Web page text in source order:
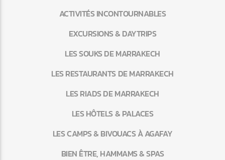
ACTIVITÉS INCONTOURNABLES
EXCURSIONS & DAYTRIPS
LES SOUKS DE MARRAKECH
LES RESTAURANTS DE MARRAKECH
LES RIADS DE MARRAKECH
LES HÔTELS & PALACES
LES CAMPS & BIVOUACS À AGAFAY
BIEN ÊTRE, HAMMAMS & SPAS